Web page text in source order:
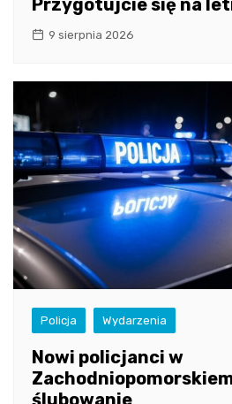
Przygotujcie się na
9 sierpnia 2026
Policja Wydarzenia
Nowi policjanci w